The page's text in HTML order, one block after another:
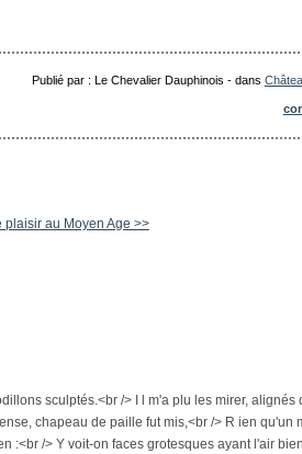
Publié par : Le Chevalier Dauphinois -dans
plaisir au Moyen Age >>
sculptés.<br /> I l m'a plu les mirer, alignés
chapeau de paille fut mis,<br /> R ien qu'un
:<br /> Y voit-on faces grotesques ayant l'air